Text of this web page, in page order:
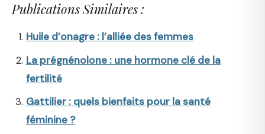
Publications Similaires :
Huile d’onagre : l’alliée des femmes
La prégnénolone : une hormone clé de la
fertilité
Gattilier : quels bienfaits pour la santé
féminine ?